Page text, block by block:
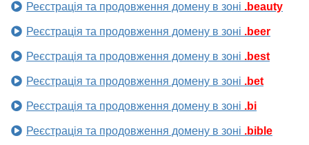
Реєстрація та продовження домену в зоні .beauty
Реєстрація та продовження домену в зоні .beer
Реєстрація та продовження домену в зоні .best
Реєстрація та продовження домену в зоні .bet
Реєстрація та продовження домену в зоні .bi
Реєстрація та продовження домену в зоні .bible